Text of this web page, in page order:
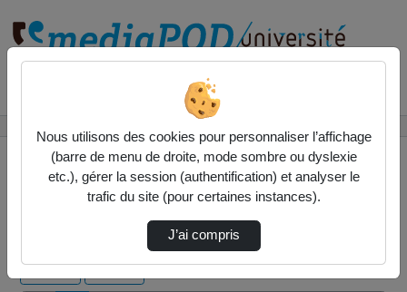
20 vidéos trouvées
Nous utilisons des cookies pour personnaliser l’affichage
(barre de menu de droite, mode sombre ou dyslexie
etc.), gérer la session (authentification) et analyser le
trafic du site (pour certaines instances).
J’ai compris